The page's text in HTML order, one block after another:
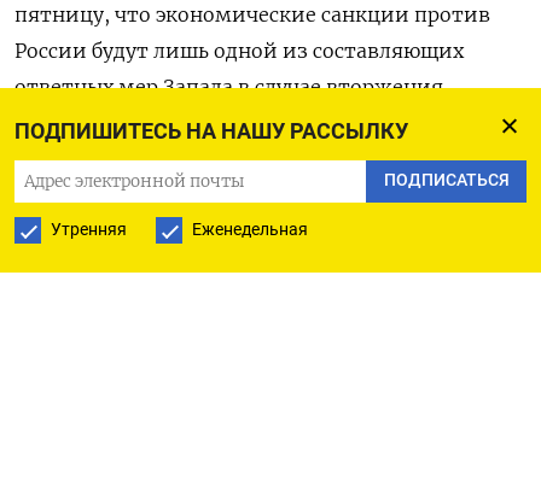
ПОДПИШИТЕСЬ НА НАШУ РАССЫЛКУ
ПОДПИСАТЬСЯ
Утренняя Еженедельная
пятницу, что экономические санкции против
России будут лишь одной из составляющих
ответных мер Запада в случае вторжения
российских военных в Украину.
Салливан сообщил на онлайн-брифинге, что
другие меры будут включать в себя контроль